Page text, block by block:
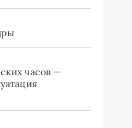
часов —